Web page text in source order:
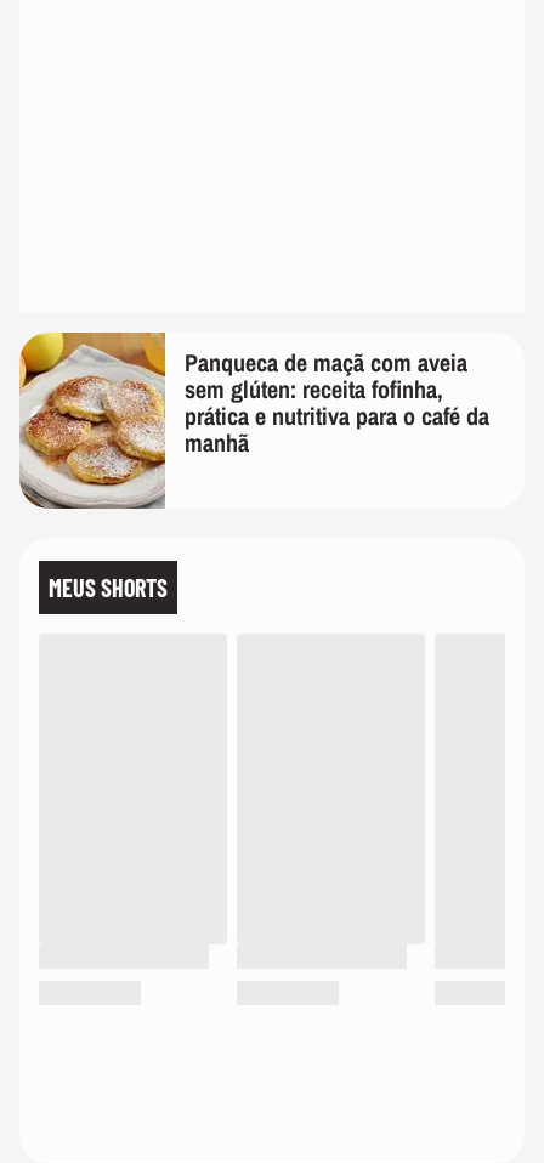
Panqueca de maçã com aveia
sem glúten: receita fofinha,
prática e nutritiva para o café da
manhã
MEUS SHORTS